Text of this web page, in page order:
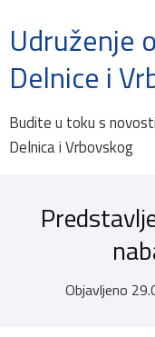
Udruženje
Delnice i
Budite u toku s
Delnica i Vrbovskog
Objavljeno